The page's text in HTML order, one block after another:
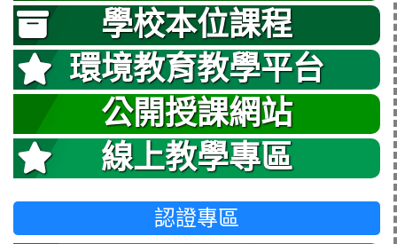
學校本位課程
環境教育教學平台
公開授課網站
線上教學專區
認證專區